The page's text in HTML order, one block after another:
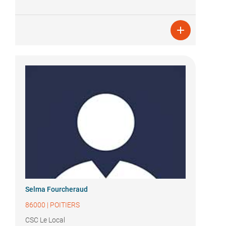

Selma Fourcheraud
86000 | POITIERS
CSC Le Local